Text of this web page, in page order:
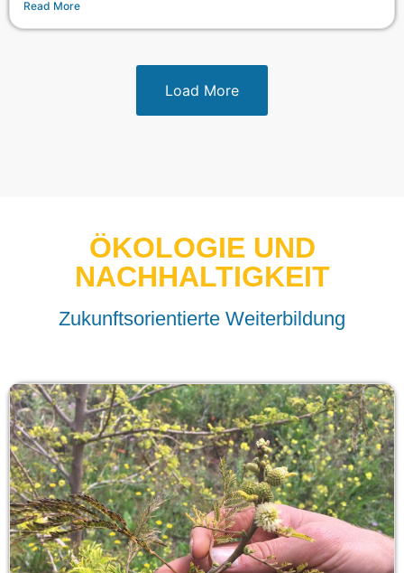
Read More
Load More
ÖKOLOGIE UND
NACHHALTIGKEIT
Zukunftsorientierte Weiterbildung